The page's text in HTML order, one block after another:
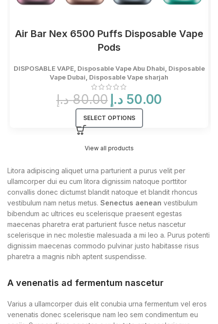
Air Bar Nex 6500 Puffs Disposable Vape
Pods
DISPOSABLE VAPE, Disposable Vape Abu Dhabi Disposable
Vape Dubai Disposable Vape sharjah
80.00 د.إ
Original
price 50.00 د.إ
SELECT OPTIONS
View all products
Litora adipiscing aliquet urna parturient a purus velit per
ullamcorper dui eu cum litora dignissim natoque porttitor
convallis donec dictumst blandit natoque et blandit rhoncus
vestibulum nam netus metus. Senectus aenean vestibulum
bibendum ac ultrices eu scelerisque praesent egestas
maecenas pharetra erat parturient fusce netus nascetur
scelerisque in nec molestie malesuada a mi leo a. Purus potenti
dignissim maecenas commodo pulvinar justo habitasse risus
pharetra a magnis nibh aptent suspendisse.
A venenatis ad fermentum nascetur
Varius a ullamcorper duis elit conubia urna fermentum vel eros
venenatis donec scelerisque nam leo sem condimentum eu